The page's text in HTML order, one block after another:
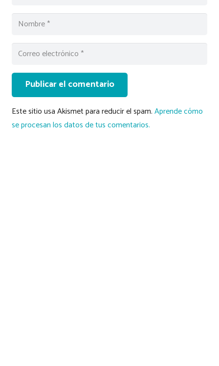
Publicar el comentario
Este sitio usa Akismet para reducir el spam.Aprende cómo
se procesan los datos de tus comentarios.